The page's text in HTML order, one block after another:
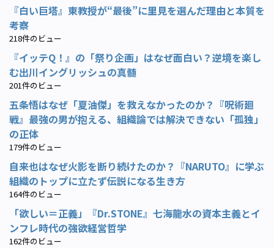
『白い巨塔』東教授が“最後”に里見を選んだ理由と本質を
考察
218件のビュー
『イッテQ！』の「祭り企画」はなぜ面白い？逆境を楽し
む出川イングリッシュの真髄
201件のビュー
五条悟はなぜ「夏油傑」を救えなかったのか？『呪術廻
戦』最強の男が抱える、組織論では解決できない「孤独」
の正体
179件のビュー
自来也はなぜ火影を断り続けたのか？『NARUTO』に学ぶ
組織のトップに立たず伝説になる生き方
164件のビュー
「欲しい＝正義」『Dr.STONE』七海龍水の資本主義とイ
ンフレ時代の強欲経営哲学
162件のビュー